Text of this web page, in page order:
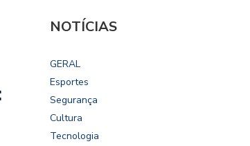
NOTÍCIAS
GERAL
Esportes
Segurança
Cultura
Tecnologia